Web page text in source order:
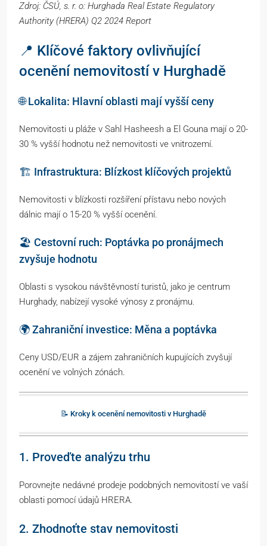
Zdroj: ČSÚ, s. r. o: Hurghada Real Estate Regulatory
Authority (HRERA) Q2 2024 Report
📍 Klíčové faktory ovlivňující
ocenění nemovitostí v Hurghadě
🌐 Lokalita: Hlavní oblasti mají vyšší ceny
Nemovitosti u pláže v Sahl Hasheesh a El Gouna mají o 20-
30 % vyšší hodnotu než nemovitosti ve vnitrozemí.
🏗️ Infrastruktura: Blízkost klíčových projektů
Nemovitosti v blízkosti rozšíření přístavu nebo nových
dálnic mají o 15-20 % vyšší ocenění.
🏖️ Cestovní ruch: Poptávka po pronájmech
zvyšuje hodnotu
Oblasti s vysokou návštěvností turistů, jako je centrum
Hurghady, nabízejí vysoké výnosy z pronájmu.
🌍 Zahraniční investice: Měna a poptávka
Ceny USD/EUR a zájem zahraničních kupujících zvyšují
ocenění ve volných zónách.
📝 Kroky k ocenění nemovitosti v Hurghadě
1. Proveďte analýzu trhu
Porovnejte nedávné prodeje podobných nemovitostí ve vaší
oblasti pomocí údajů HRERA.
2. Zhodnoťte stav nemovitosti